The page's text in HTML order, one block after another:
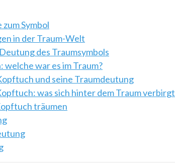
Symbol
in der Traum-Welt
des Traumsymbols
war es im Traum?
und seine Traumdeutung
was sich hinter dem Traum verbirgt
träumen